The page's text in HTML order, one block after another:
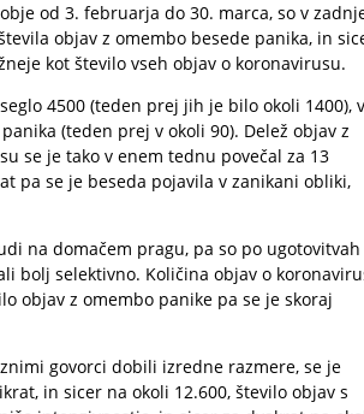
od 3. februarja do 30. marca, so v
objav z omembo besede panika, in
kot število vseh objav o koronavirusu.
4500 (teden prej jih je bilo okoli 1400), v
(teden prej v okoli 90). Delež objav z
se je tako v enem tednu povečal za 13
pa se je beseda pojavila v zanikani obliki,
na domačem pragu, pa so po ugotovitvah
bolj selektivno. Količina objav o
objav z omembo panike pa se je skoraj
govorci dobili izredne razmere, se je
in sicer na okoli 12.600, število objav s